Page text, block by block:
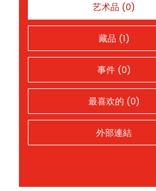
艺术品 (0)
藏品 (1)
事件 (0)
最喜欢的 (0)
外部連結